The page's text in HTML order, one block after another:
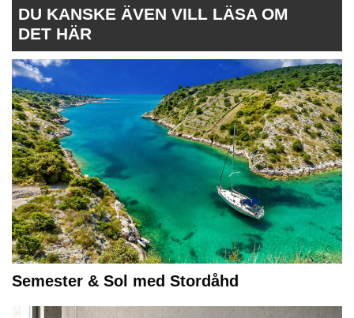
DU KANSKE ÄVEN VILL LÄSA OM
DET HÄR
Semester & Sol med Stordåhd